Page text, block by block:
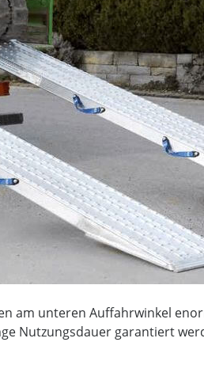
am unteren Auffahrwinkel
Nutzungsdauer garantiert